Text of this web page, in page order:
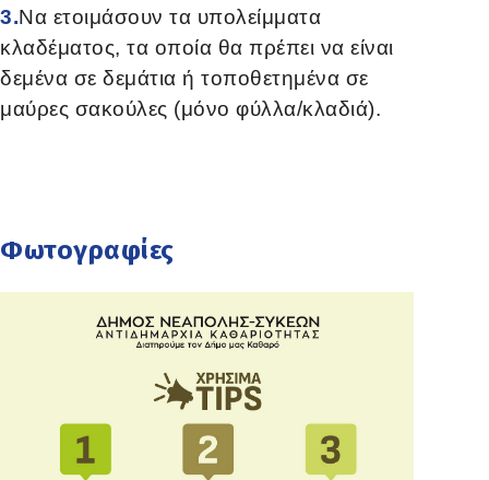
3.Να ετοιμάσουν τα υπολείμματα
κλαδέματος, τα οποία θα πρέπει να είναι
δεμένα σε δεμάτια ή τοποθετημένα σε
μαύρες σακούλες (μόνο φύλλα/κλαδιά).
Φωτογραφίες